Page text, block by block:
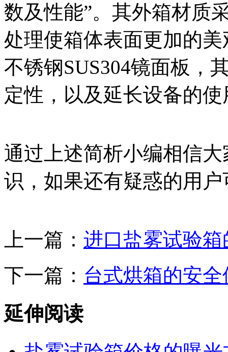
数及性能”。其外箱材质
处理使箱体表面更加的
不锈钢SUS304镜面板，
定性，以及延长设备的使
通过上述简析小编相信
识，如果还有疑惑的用
上一篇： 进口盐雾试验
下一篇： 台式烘箱的安全
延伸阅读